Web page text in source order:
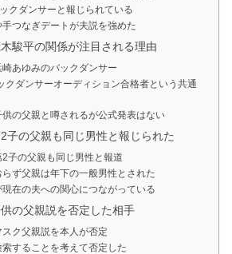
クダンサーと報じられている
つなぎデートが夫説を強めた
駿平の関係が注目される理由
あゆみのバックダンサー
クダンサーオーディション合格者という共通
の父親と噂されるが公式発表はない
子の父親も同じ男性と報じられた
2子の父親も同じ男性と報道
ず父親は年下の一般男性とされた
在の夫への関心につながっている
の父親説を否定した相手
ク父親説を本人が否定
することを考えて否定した